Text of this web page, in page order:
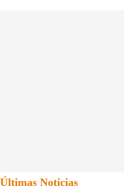
Últimas Noticias